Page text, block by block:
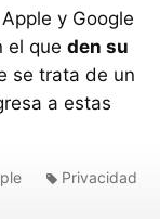
y Google
el que den su
se trata de un
a estas
Privacidad